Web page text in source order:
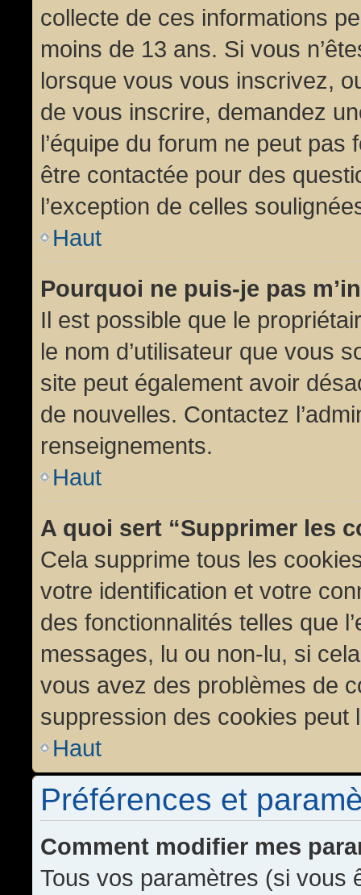
collecte de ces informations
moins de 13 ans. Si vous
lorsque vous vous inscrivez,
de vous inscrire, demandez
l’équipe du forum ne peut
être contactée pour des
l’exception de celles
Haut
Pourquoi ne puis-je pas
Il est possible que le
le nom d’utilisateur que vous
site peut également avoir
de nouvelles. Contactez
renseignements.
Haut
A quoi sert “Supprimer les
Cela supprime tous les
votre identification et votre
des fonctionnalités telles que
messages, lu ou non-lu, si
vous avez des problèmes de
suppression des cookies peut
Haut
Préférences et
Comment modifier mes
Tous vos paramètres (si vous